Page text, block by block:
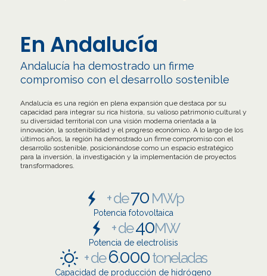
En Andalucía
Andalucía ha demostrado un firme
compromiso con el desarrollo sostenible
Andalucía es una región en plena expansión que destaca por su
capacidad para integrar su rica historia, su valioso patrimonio cultural y
su diversidad territorial con una visión moderna orientada a la
innovación, la sostenibilidad y el progreso económico. A lo largo de los
últimos años, la región ha demostrado un firme compromiso con el
desarrollo sostenible, posicionándose como un espacio estratégico
para la inversión, la investigación y la implementación de proyectos
transformadores.
+ de70 MWp
Potencia fotovoltaica
+ de40MW
Potencia de electrolisis
+ de6.000toneladas
Capacidad de producción de hidrógeno